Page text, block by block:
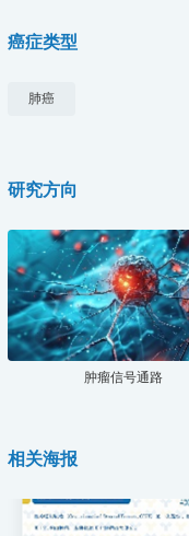
癌症类型
肺癌
研究方向
肿瘤信号通路
相关海报